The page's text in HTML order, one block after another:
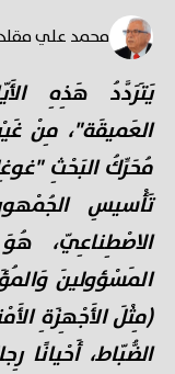
محمد علي مقلد
يَتَرَدَّدُ هَذِهِ
العَميقَة"، مِنْ
مُحَرِّكُ البَحْثِ
تَأْسيسِ
الاصْطِناعِيّ،
المَسْؤولينَ
(مِثْلَ الأَجْهِزَةِ
الضُّبّاط، أَحْيانًا